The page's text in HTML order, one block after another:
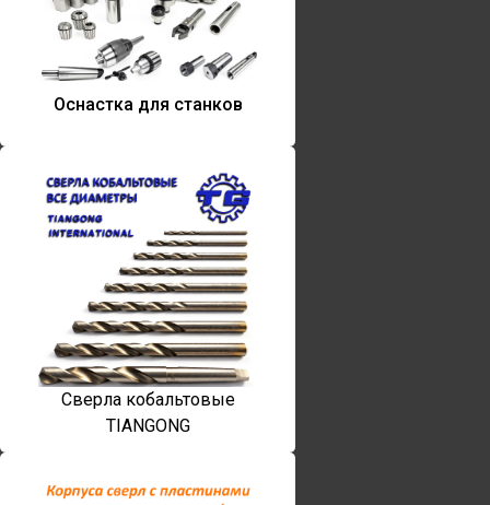
Оснастка для станков
Сверла кобальтовые
TIANGONG